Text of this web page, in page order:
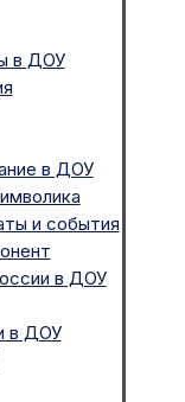
в ДОУ
в ДОУ
и события
в ДОУ
в ДОУ